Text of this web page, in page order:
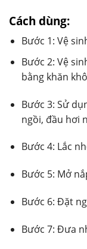
Cách dùng:
Bước 1: Vệ
Bước 2: Vệ
bằng khăn
Bước 3: Sử
ngồi, đầu hơi
Bước 4: Lắc
Bước 5: Mở
Bước 6: Đặt
Bước 7: Đưa